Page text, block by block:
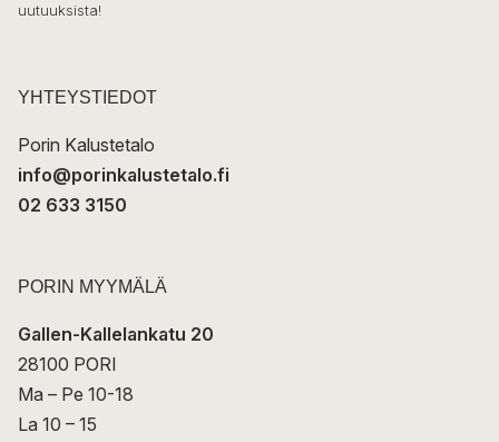
k
t
uutuuksista!
YHTEYSTIEDOT
Porin Kalustetalo
info@porinkalustetalo.fi
02 633 3150
PORIN MYYMÄLÄ
Gallen-Kallelankatu 20
28100 PORI
Ma – Pe 10-18
La 10 – 15